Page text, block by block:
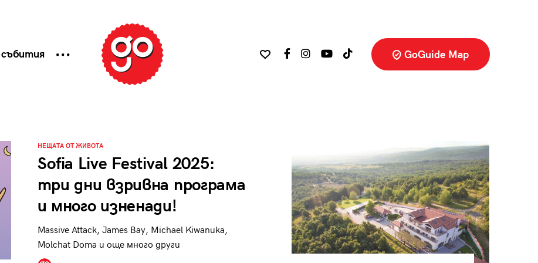
GoGuide Map
НЕЩАТА ОТ ЖИВОТА
Sofia Live Festival 2025:
три дни взривна програма
и много изненади!
Massive Attack, James Bay, Michael Kiwanuka,
Molchat Doma и още много други